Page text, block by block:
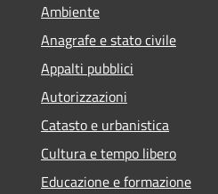
Ambiente
Anagrafe e stato civile
Appalti pubblici
Autorizzazioni
Catasto e urbanistica
Cultura e tempo libero
Educazione e formazione